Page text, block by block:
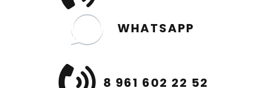
WHATSAPP
8 961 602 22 52